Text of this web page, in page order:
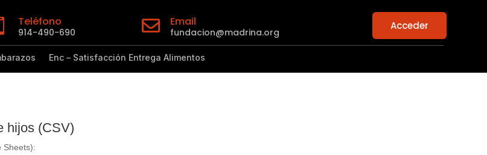
Teléfono
914-490-690  Email
fundacion@madrina.org
Acceder
Enc – Satisfacción Entrega Alimentos
hijos (CSV)
Sheets):